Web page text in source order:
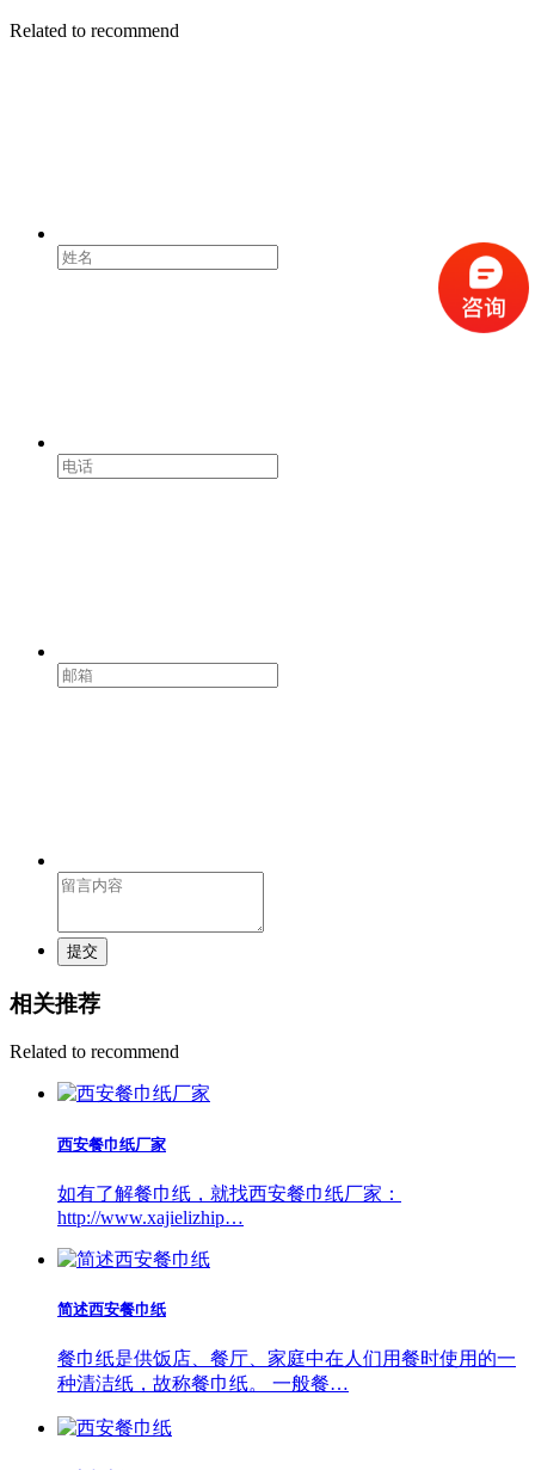
Related to recommend
提交
相关推荐
Related to recommend
西安餐巾纸厂家
如有了解餐巾纸，就找西安餐巾纸厂家：
http://www.xajielizhip…
简述西安餐巾纸
餐巾纸是供饭店、餐厅、家庭中在人们用餐时使用的一
种清洁纸，故称餐巾纸。 一般餐…